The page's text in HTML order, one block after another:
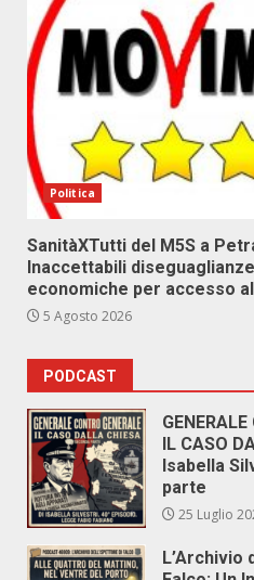
Politica
SanitàXTutti del M5S a
Inaccettabili
economiche per accesso
5 Agosto 2026
PODCAST
IL CASO
Isabella
parte
25 Luglio
L’Archivio